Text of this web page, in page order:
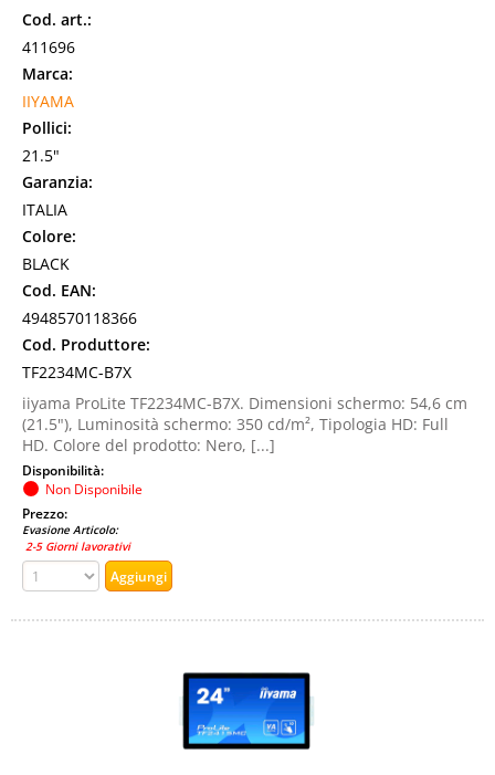
Cod. art.:
411696
Marca:
IIYAMA
Pollici:
21.5"
Garanzia:
ITALIA
Colore:
BLACK
Cod. EAN:
4948570118366
Cod. Produttore:
TF2234MC-B7X
iiyama ProLite TF2234MC-B7X. Dimensioni schermo: 54,6 cm
(21.5"), Luminosità schermo: 350 cd/m², Tipologia HD: Full
HD. Colore del prodotto: Nero, [...]
Disponibilità:
Non Disponibile
Prezzo:
Evasione Articolo:
2-5 Giorni lavorativi